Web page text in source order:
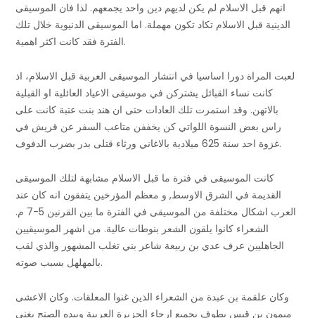
انهم قبل الاسلام لم يكن لديهم دين واحد يجمعهم. لذا فان الموسيقى
الدينية قبل الاسلام تكاد تكون مهملة. اما الموسيقى الدنيوية خلال تلك
الفترة فقد كانت اكثر اهمية.
لعبت المراة دورا اساسيا في انتشار الموسيقى العربية قبل الاسلام، اذ
كانت نساء القبائل يشتركن في موسيقى الاعياد العائلية او القبلية
بالاتهن. وقد استمرت تلك العادات حتى ان هند بنت عتبة كانت على
راس بعض النسوة اللواتي كن يخففن متاعب السفر عن قريش في
غزوة احد سنة 625 ميلادية بالاغاني ورثاء قتلى بدر بضرب الدفوف.
كانت الموسيقى في فترة ما قبل الاسلام مشابهة لتلك الموسيقى
القديمة في الشرق الاوسط, و معظم المؤرخين يتفقون انه كان عند
العرب اشكال مختلفة من الموسيقى في الفترة ما بين القرنين 5-7 م.
الشعراء كانوا يلقون الشعر بنوطات عالية. من اشهر الموسيقيين
الجاهليين عرف عدي بن ربيعة شاعر بني تغلب المشهور والذي لقب
بالمهلهل بسبب صوته.
وكان علقمة بن عبدة من الشعراء الذين غنوا المعلقات. وكان الاعشى
ميمون بن قيس يطوف بجميع ارجاء الجزيرة العربية وبيده الصنج يغني